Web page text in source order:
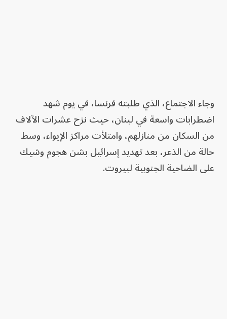
وجاء الاجتماع، الذي طلبته فرنسا، في يوم شهد
اضطرابات واسعة في لبنان، حيث نزح عشرات الآلاف
من السكان من منازلهم، وامتلأت مراكز الإيواء، وسط
حالة من الذعر، بعد تهديد إسرائيل بشن هجوم وشيك
على الضاحية الجنوبية لبيروت.